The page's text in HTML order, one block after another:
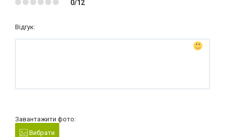
0/12
Відгук:
Завантажити фото:
Вибрати